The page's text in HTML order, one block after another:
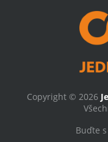
Copyright © 2026
Buďte